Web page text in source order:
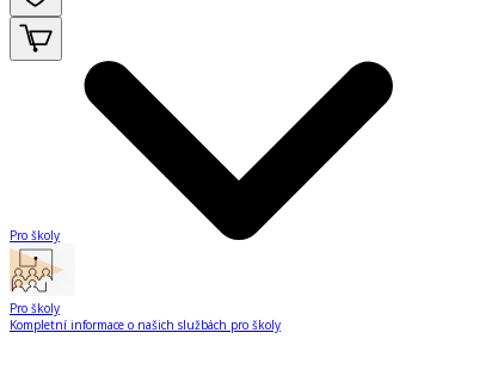
Pro školy
Pro školy
Kompletní informace o našich službách pro školy